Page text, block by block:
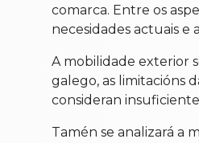
comarca. Entre os
necesidades actuais e
A mobilidade exterior
galego, as limitacións
consideran
Tamén se analizará a